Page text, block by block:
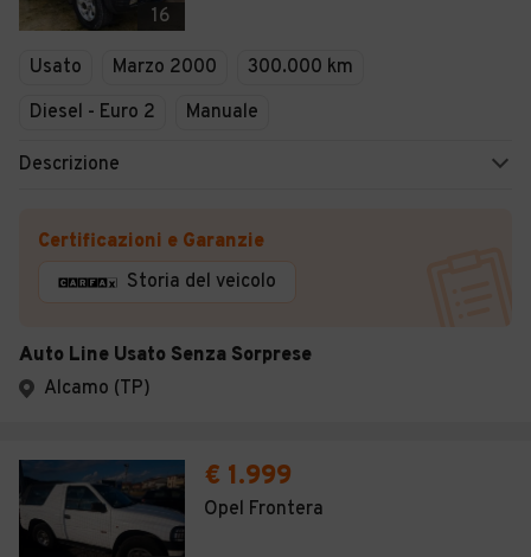
Veicoli Commerciali
16
Usato Marzo 2000
300.000 km
Diesel - Euro 2
Manuale
Descrizione
Certificazioni e Garanzie
Storia del veicolo
Auto Line Usato Senza Sorprese
Alcamo (TP)
€ 1.999
Opel Frontera